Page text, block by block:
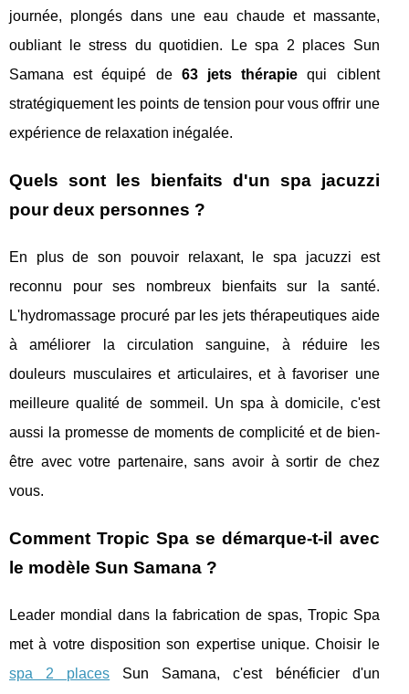
journée, plongés dans une eau chaude et massante,
oubliant le stress du quotidien. Le spa 2 places Sun
Samana est équipé de 63 jets thérapie qui ciblent
stratégiquement les points de tension pour vous offrir une
expérience de relaxation inégalée.
Quels sont les bienfaits d'un spa jacuzzi
pour deux personnes ?
En plus de son pouvoir relaxant, le spa jacuzzi est
reconnu pour ses nombreux bienfaits sur la santé.
L'hydromassage procuré par les jets thérapeutiques aide
à améliorer la circulation sanguine, à réduire les
douleurs musculaires et articulaires, et à favoriser une
meilleure qualité de sommeil. Un spa à domicile, c'est
aussi la promesse de moments de complicité et de bien-
être avec votre partenaire, sans avoir à sortir de chez
vous.
Comment Tropic Spa se démarque-t-il avec
le modèle Sun Samana ?
Leader mondial dans la fabrication de spas, Tropic Spa
met à votre disposition son expertise unique. Choisir le
spa 2 places Sun Samana, c'est bénéficier d'un